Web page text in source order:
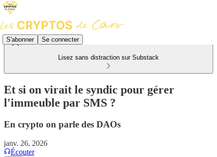
S'abonner Se connecter
Lisez sans distraction sur Substack
Et si on virait le syndic pour gérer
l'immeuble par SMS ?
En crypto on parle des DAOs
janv. 26, 2026
Écouter